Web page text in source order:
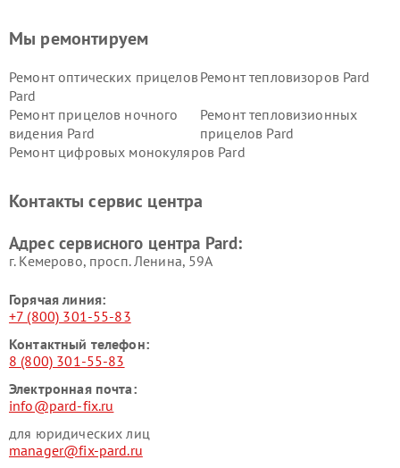
Мы ремонтируем
Ремонт оптических прицелов
Pard
Ремонт тепловизоров Pard
Ремонт прицелов ночного
видения Pard
Ремонт тепловизионных
прицелов Pard
Ремонт цифровых монокуляров Pard
Контакты сервис центра
Адрес сервисного центра Pard:
г. Кемерово, просп. Ленина, 59А
Горячая линия:
+7 (800) 301-55-83
Контактный телефон:
8 (800) 301-55-83
Электронная почта:
info@pard-fix.ru
для юридических лиц
manager@fix-pard.ru